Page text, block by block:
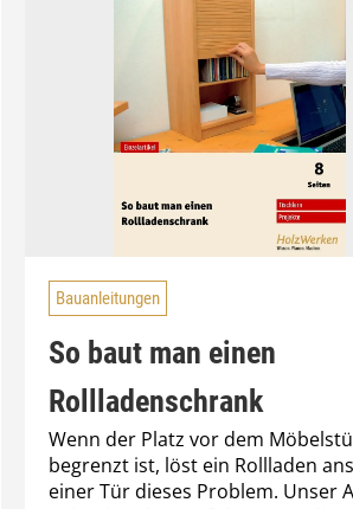
Bauanleitungen
So baut man einen
Rollladenschrank
Wenn der Platz vor dem
begrenzt ist, löst ein Rollladen
einer Tür dieses Problem. Unser